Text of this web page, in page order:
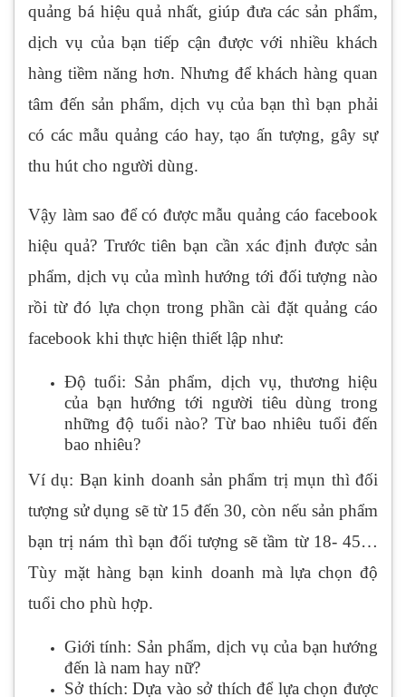
quảng bá hiệu quả nhất, giúp đưa các sản phẩm,
dịch vụ của bạn tiếp cận được với nhiều khách
hàng tiềm năng hơn. Nhưng để khách hàng quan
tâm đến sản phẩm, dịch vụ của bạn thì bạn phải
có các mẫu quảng cáo hay, tạo ấn tượng, gây sự
thu hút cho người dùng.
Vậy làm sao để có được mẫu quảng cáo facebook
hiệu quả? Trước tiên bạn cần xác định được sản
phẩm, dịch vụ của mình hướng tới đối tượng nào
rồi từ đó lựa chọn trong phần cài đặt quảng cáo
facebook khi thực hiện thiết lập như:
Độ tuổi: Sản phẩm, dịch vụ, thương hiệu
của bạn hướng tới người tiêu dùng trong
những độ tuổi nào? Từ bao nhiêu tuổi đến
bao nhiêu?
Ví dụ: Bạn kinh doanh sản phẩm trị mụn thì đối
tượng sử dụng sẽ từ 15 đến 30, còn nếu sản phẩm
bạn trị nám thì bạn đối tượng sẽ tầm từ 18- 45…
Tùy mặt hàng bạn kinh doanh mà lựa chọn độ
tuổi cho phù hợp.
Giới tính: Sản phẩm, dịch vụ của bạn hướng
đến là nam hay nữ?
Sở thích: Dựa vào sở thích để lựa chọn được